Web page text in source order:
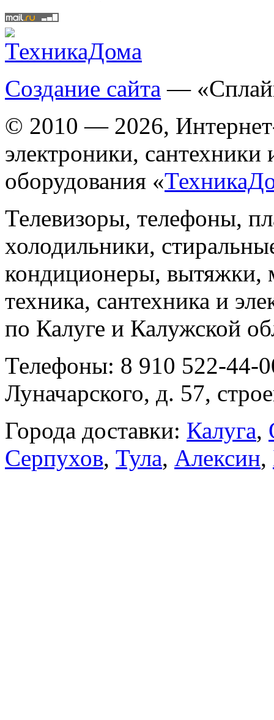
Создание сайта —
© 2010 — 2026,
электроники, сантехники
оборудования «
Телевизоры, телефоны,
холодильники,
кондиционеры, вытяжки,
техника, сантехника и
по Калуге и Калужской
Телефоны: 8 910 522-44-
Луначарского, д. 57,
Города доставки: Калуга,
Серпухов, Тула, Алексин,